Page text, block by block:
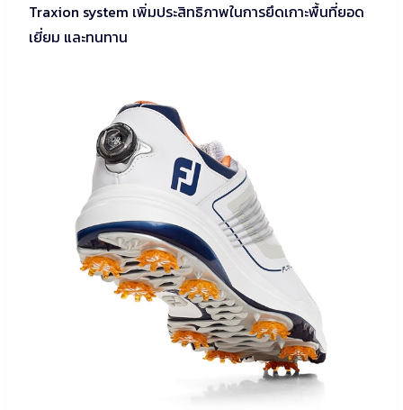
Traxion system เพิ่มประสิทธิภาพในการยึดเกาะพื้นที่ยอด
เยี่ยม และทนทาน